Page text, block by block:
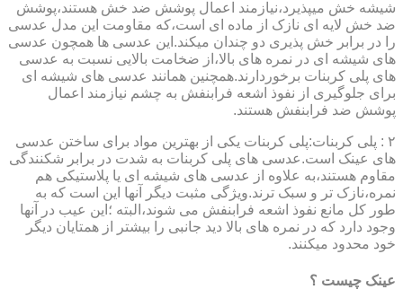
شیشه خش میپذیرد،نیازمند اعمال پوشش ضد خش هستند،پوشش
ضد خش لایه ای نازک از ماده ای است،که مقاومت این مدل عدسی
را در برابر خش پذیری دو چندان میکند.این عدسی ها همچون عدسی
های شیشه ای در نمره های بالا،از ضخامت بالایی نسبت به عدسی
های پلی کربنات برخوردارند.همچنین همانند عدسی های شیشه ای
برای جلوگیری از نفوذ اشعه فرابنفش به چشم نیازمند اعمال
پوشش ضد فرابنفش هستند.
۲ : پلی کربنات:پلی کربنات یکی از بهترین مواد برای ساختن عدسی
های عینک است.عدسی های پلی کربنات به شدت در برابر شکنندگی
مقاوم هستند،به علاوه از عدسی های شیشه ای یا پلاستیکی هم
نمره،نازک تر و سبک ترند.ویژگی مثبت دیگر آنها این است که به
طور کل مانع نفوذ اشعه فرابنفش می شوند،البته ؛این عیب در آنها
وجود دارد که در نمره های بالا دید جانبی را بیشتر از همتایان دیگر
خود محدود میکنند.
عینک چیست ؟